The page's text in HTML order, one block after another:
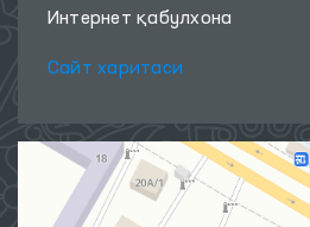
Интернет қабулхона
Сайт харитаси